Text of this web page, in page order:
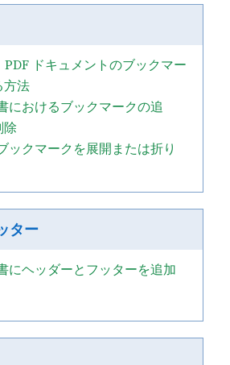
PDF ドキュメントのブックマー
方法
におけるブックマークの追
除
ックマークを展開または折り
ター
にヘッダーとフッターを追加